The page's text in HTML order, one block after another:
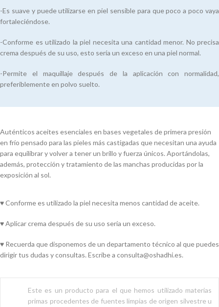
-Es suave y puede utilizarse en piel sensible para que poco a poco vaya
fortaleciéndose.
-Conforme es utilizado la piel necesita una cantidad menor. No precisa
crema después de su uso, esto sería un exceso en una piel normal.
-Permite el maquillaje después de la aplicación con normalidad,
preferiblemente en polvo suelto.
Auténticos aceites esenciales en bases vegetales de primera presión
en frío pensado para las pieles más castigadas que necesitan una ayuda
para equilibrar y volver a tener un brillo y fuerza únicos. Aportándolas,
además, protección y tratamiento de las manchas producidas por la
exposición al sol.
♥ Conforme es utilizado la piel necesita menos cantidad de aceite.
♥ Aplicar crema después de su uso sería un exceso.
♥ Recuerda que disponemos de un departamento técnico al que puedes
dirigir tus dudas y consultas. Escribe a consulta@oshadhi.es.
Este es un producto para el que hemos utilizado materias
primas procedentes de fuentes limpias de origen silvestre u